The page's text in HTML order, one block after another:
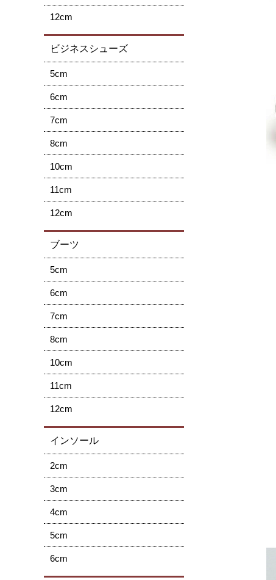
12cm
ビジネスシューズ
5cm
6cm
7cm
8cm
10cm
11cm
12cm
ブーツ
5cm
6cm
7cm
8cm
10cm
11cm
12cm
インソール
2cm
3cm
4cm
5cm
6cm